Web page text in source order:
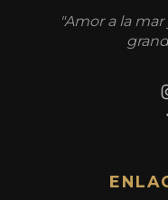
"Amor a la